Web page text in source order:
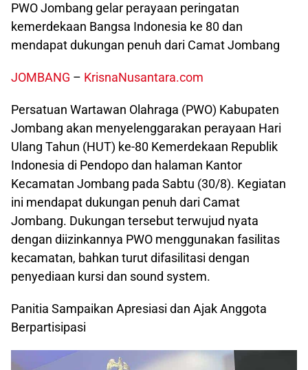
PWO Jombang gelar perayaan peringatan
kemerdekaan Bangsa Indonesia ke 80 dan
mendapat dukungan penuh dari Camat Jombang
JOMBANG – KrisnaNusantara.com
Persatuan Wartawan Olahraga (PWO) Kabupaten
Jombang akan menyelenggarakan perayaan Hari
Ulang Tahun (HUT) ke-80 Kemerdekaan Republik
Indonesia di Pendopo dan halaman Kantor
Kecamatan Jombang pada Sabtu (30/8). Kegiatan
ini mendapat dukungan penuh dari Camat
Jombang. Dukungan tersebut terwujud nyata
dengan diizinkannya PWO menggunakan fasilitas
kecamatan, bahkan turut difasilitasi dengan
penyediaan kursi dan sound system.
Panitia Sampaikan Apresiasi dan Ajak Anggota
Berpartisipasi